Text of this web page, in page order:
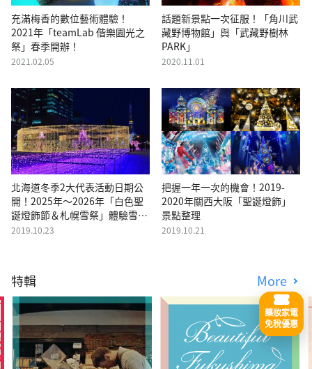
充滿梅香的數位藝術體驗！
2021年「teamLab 偕樂園光之
祭」春季開辦！
2021.02.05
話題新景點一次征服！「角川武
藏野博物館」與「武藏野樹林
PARK」
2020.11.01
北海道冬季2大代表活動日期公
開！2025年〜2026年「白色聖
誕燈飾節＆札幌雪祭」體驗雪國
浪漫
2019.10.23
把握一年一次的機會！2019-
2020年關西大阪「聖誕燈飾」
景點整理
2019.10.21
特輯 More
藥妝家電
免稅優惠